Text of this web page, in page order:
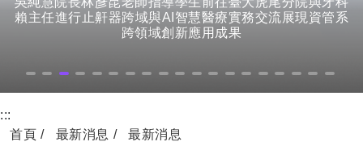
賴主任進行止鼾器跨域與AI智慧醫療實務交流展現資管系
跨領域創新應用成果
:::
首頁 最新消息 最新消息